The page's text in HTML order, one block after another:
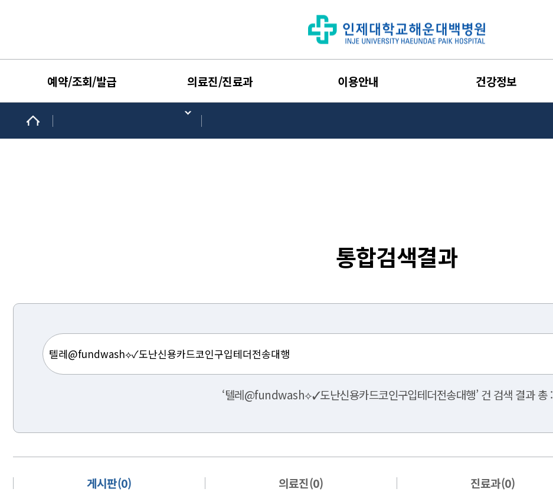
예약/조회/발급 의료진/진료과 이용안내 건강정보
통합검색결과
‘텔레@fundwash⟡✓도난신용카드코인구입테더전송대행’ 건 검색 결과 총 :
게시판(0) 의료진(0) 진료과(0)